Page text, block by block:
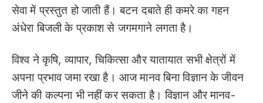
सेवा में प्रस्तुत हो जाती हैं। बटन दबाते ही कमरे का गहन
अंधेरा बिजली के प्रकाश से जगमगाने लगता है।
विश्व ने कृषि, व्यापार, चिकित्सा और यातायात सभी क्षेत्रों में
अपना प्रभाव जमा रखा है। आज मानव बिना विज्ञान के जीवन
जीने की कल्पना भी नहीं कर सकता है। विज्ञान और मानव-